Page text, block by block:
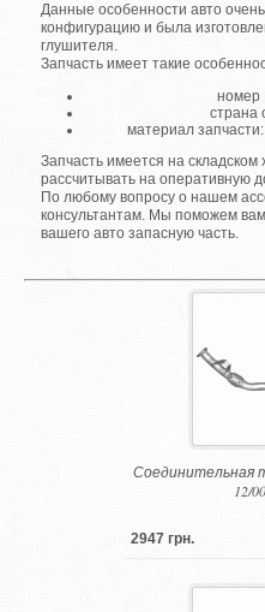
Данные особенности авто
конфигурацию и была
глушителя.
Запчасть имеет такие
номер
страна
материал
Запчасть имеется на
рассчитывать на оперативную
По любому вопросу о нашем
консультантам. Мы поможем
вашего авто запасную часть.
Соединительная
12/
2947 грн.